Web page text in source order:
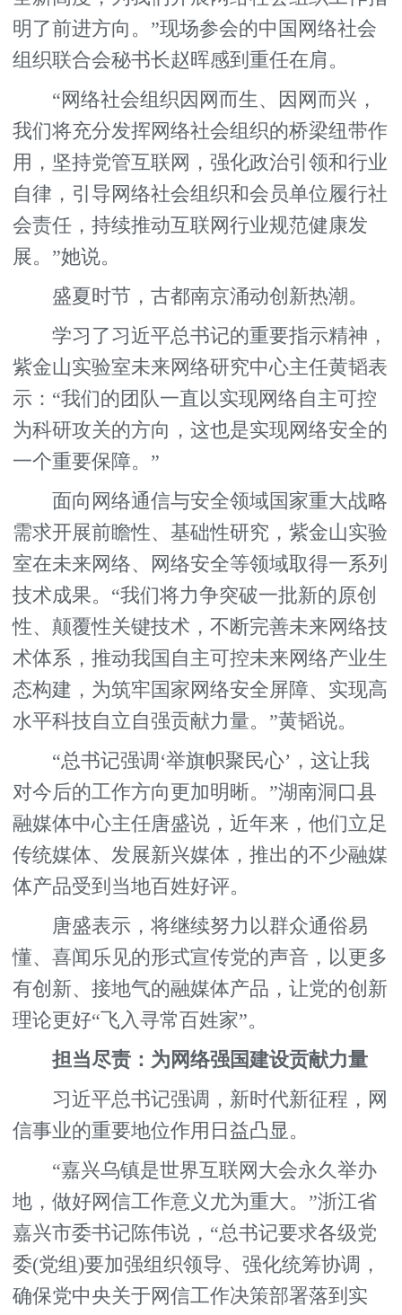
明了前进方向。”现场参会的中国网络社会
组织联合会秘书长赵晖感到重任在肩。
“网络社会组织因网而生、因网而兴，
我们将充分发挥网络社会组织的桥梁纽带作
用，坚持党管互联网，强化政治引领和行业
自律，引导网络社会组织和会员单位履行社
会责任，持续推动互联网行业规范健康发
展。”她说。
盛夏时节，古都南京涌动创新热潮。
学习了习近平总书记的重要指示精神，
紫金山实验室未来网络研究中心主任黄韬表
示：“我们的团队一直以实现网络自主可控
为科研攻关的方向，这也是实现网络安全的
一个重要保障。”
面向网络通信与安全领域国家重大战略
需求开展前瞻性、基础性研究，紫金山实验
室在未来网络、网络安全等领域取得一系列
技术成果。“我们将力争突破一批新的原创
性、颠覆性关键技术，不断完善未来网络技
术体系，推动我国自主可控未来网络产业生
态构建，为筑牢国家网络安全屏障、实现高
水平科技自立自强贡献力量。”黄韬说。
“总书记强调‘举旗帜聚民心’，这让我
对今后的工作方向更加明晰。”湖南洞口县
融媒体中心主任唐盛说，近年来，他们立足
传统媒体、发展新兴媒体，推出的不少融媒
体产品受到当地百姓好评。
唐盛表示，将继续努力以群众通俗易
懂、喜闻乐见的形式宣传党的声音，以更多
有创新、接地气的融媒体产品，让党的创新
理论更好“飞入寻常百姓家”。
担当尽责：为网络强国建设贡献力量
习近平总书记强调，新时代新征程，网
信事业的重要地位作用日益凸显。
“嘉兴乌镇是世界互联网大会永久举办
地，做好网信工作意义尤为重大。”浙江省
嘉兴市委书记陈伟说，“总书记要求各级党
委(党组)要加强组织领导、强化统筹协调，
确保党中央关于网信工作决策部署落到实